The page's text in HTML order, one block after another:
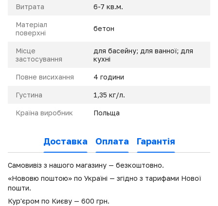
Витрата 6-7 кв.м.
Матеріал
поверхні
бетон
Місце
застосування
для басейну; для ванної; для
кухні
Повне висихання 4 години
Густина 1,35 кг/л.
Країна виробник Польща
Доставка Оплата Гарантія
Самовивіз з нашого магазину — безкоштовно.
«Нововю поштою» по Україні — згідно з тарифами Нової
пошти.
Кур'єром по Києву — 600 грн.